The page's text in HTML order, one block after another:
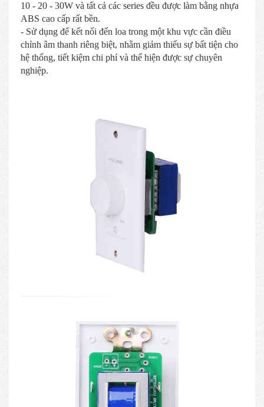
10 - 20 - 30W và tất cả các series đều được làm bằng nhựa
ABS cao cấp rất bền.
- Sử dụng để kết nối đến loa trong một khu vực cần điều
chỉnh âm thanh riêng biệt, nhằm giảm thiểu sự bất tiện cho
hệ thống, tiết kiệm chi phí và thể hiện được sự chuyên
nghiệp.